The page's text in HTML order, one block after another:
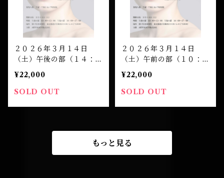
２０２６年３月１４日
（土）午後の部（１４：０
０開演）笹口悦民 ワーク
ショップ 受講チケット
¥22,000
SOLD OUT
２０２６年３月１４日
（土）午前の部（１０：０
０開演）笹口悦民 ワーク
ショップ 受講チケット
¥22,000
SOLD OUT
もっと見る